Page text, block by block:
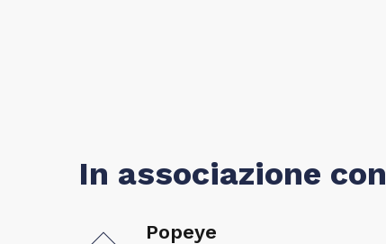
In associazione con
Popeye